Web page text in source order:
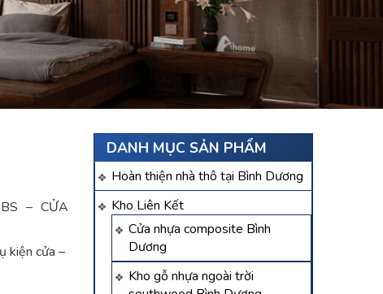
DANH MỤC SẢN PHẨM
Hoàn thiện nhà thô tại Bình Dương
Kho Liên Kết
Cửa nhựa composite Bình
Dương
Kho gỗ nhựa ngoài trời
– CỬA
kiện cửa –